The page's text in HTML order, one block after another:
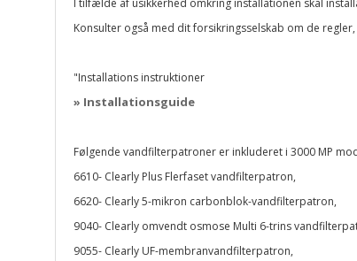
I tilfælde af usikkerhed omkring installationen skal
Konsulter også med dit forsikringsselskab om de
"Installations instruktioner
» Installationsguide
Følgende vandfilterpatroner er inkluderet i 3000 MP
6610- Clearly Plus Flerfaset vandfilterpatron,
6620- Clearly 5-mikron carbonblok-vandfilterpatron,
9040- Clearly omvendt osmose Multi 6-trins
9055- Clearly UF-membranvandfilterpatron,